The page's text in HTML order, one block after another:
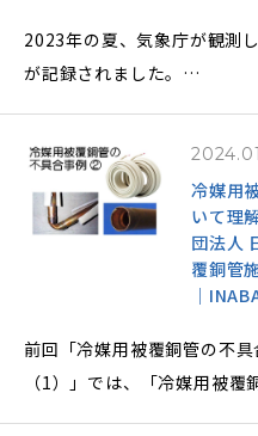
2023年の夏、気象庁が観測
が記録されました。
そこで酷暑を乗り切るため
関連する部材についてご紹
冷媒用
いて理
団法人
覆銅管
｜
前回「冷媒用被覆銅管の不具
（1）」では、「冷媒用被